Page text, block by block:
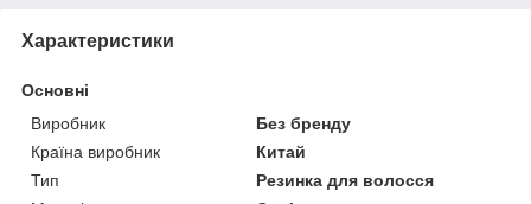
Характеристики
Основні
Виробник
Без бренду
Країна виробник
Китай
Тип
Резинка для волосся